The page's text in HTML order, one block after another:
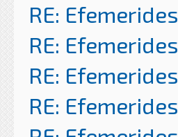
RE: Efemerides
RE: Efemerides
RE: Efemerides
RE: Efemerides